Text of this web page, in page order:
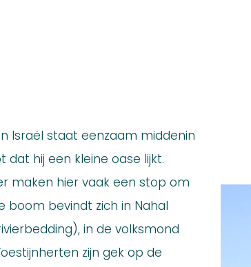
Israël staat eenzaam middenin
dat hij een kleine oase lijkt.
maken hier vaak een stop om
boom bevindt zich in Nahal
in de volksmond
zijn gek op de